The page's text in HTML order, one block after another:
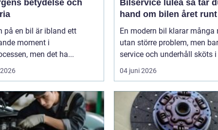
betydelse och
på en bil är ibland ett
moment i
men det ha...
Bilservice luleå så tar du
hand om bilen året runt
En modern bil klarar många
utan större problem, men
service och underhåll sköts i
04 juni 2026